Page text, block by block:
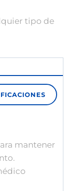
tipo de
mantener